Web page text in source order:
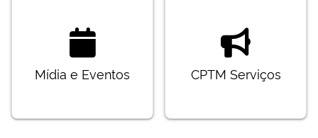
Mídia e Eventos CPTM Serviços